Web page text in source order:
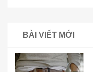
BÀI VIẾT MỚI